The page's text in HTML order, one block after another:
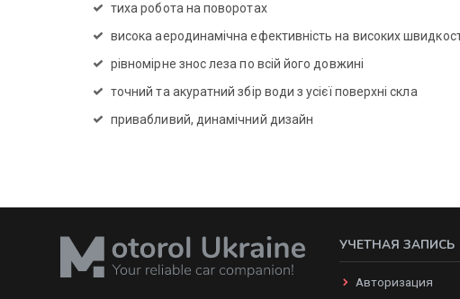
тиха робота на поворотах
висока аеродинамічна ефективність на високих
рівномірне знос леза по всій його довжині
точний та акуратний збір води з усієї поверхні скла
привабливий, динамічний дизайн
УЧЕТНАЯ ЗАПИСЬ
Авторизация